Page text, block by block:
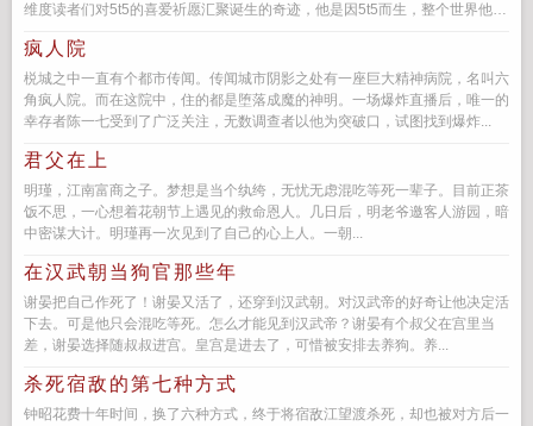
维度读者们对5t5的喜爱祈愿汇聚诞生的奇迹，他是因5t5而生，整个世界他的
疯人院
棁城之中一直有个都市传闻。传闻城市阴影之处有一座巨大精神病院，名叫六
角疯人院。而在这院中，住的都是堕落成魔的神明。一场爆炸直播后，唯一的
幸存者陈一七受到了广泛关注，无数调查者以他为突破口，试图找到爆炸...
君父在上
明瑾，江南富商之子。梦想是当个纨绔，无忧无虑混吃等死一辈子。目前正茶
饭不思，一心想着花朝节上遇见的救命恩人。几日后，明老爷邀客人游园，暗
中密谋大计。明瑾再一次见到了自己的心上人。一朝...
在汉武朝当狗官那些年
谢晏把自己作死了！谢晏又活了，还穿到汉武朝。对汉武帝的好奇让他决定活
下去。可是他只会混吃等死。怎么才能见到汉武帝？谢晏有个叔父在宫里当
差，谢晏选择随叔叔进宫。皇宫是进去了，可惜被安排去养狗。养...
杀死宿敌的第七种方式
钟昭花费十年时间，换了六种方式，终于将宿敌江望渡杀死，却也被对方后一